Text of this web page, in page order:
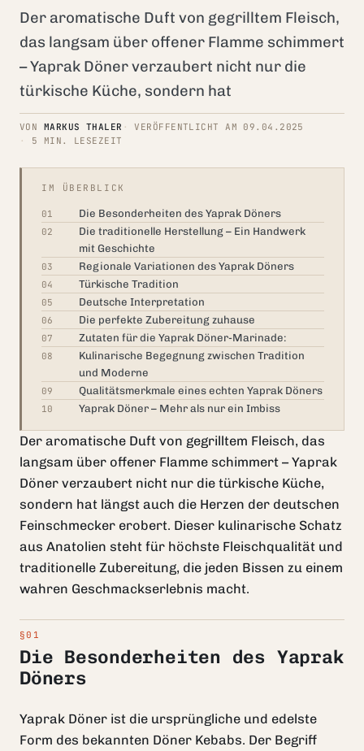
Der aromatische Duft von gegrilltem Fleisch,
das langsam über offener Flamme schimmert
– Yaprak Döner verzaubert nicht nur die
türkische Küche, sondern hat
VON MARKUS THALER
VERÖFFENTLICHT AM 09.04.2025
5 MIN. LESEZEIT
IM ÜBERBLICK
01 Die Besonderheiten des Yaprak Döners
02
Die traditionelle Herstellung – Ein Handwerk
mit Geschichte
03 Regionale Variationen des Yaprak Döners
04 Türkische Tradition
05 Deutsche Interpretation
06 Die perfekte Zubereitung zuhause
07 Zutaten für die Yaprak Döner-Marinade:
08
Kulinarische Begegnung zwischen Tradition
und Moderne
09 Qualitätsmerkmale eines echten Yaprak Döners
10 Yaprak Döner – Mehr als nur ein Imbiss
Der aromatische Duft von gegrilltem Fleisch, das
langsam über offener Flamme schimmert – Yaprak
Döner verzaubert nicht nur die türkische Küche,
sondern hat längst auch die Herzen der deutschen
Feinschmecker erobert. Dieser kulinarische Schatz
aus Anatolien steht für höchste Fleischqualität und
traditionelle Zubereitung, die jeden Bissen zu einem
wahren Geschmackserlebnis macht.
Die Besonderheiten des Yaprak
Döners
Yaprak Döner ist die ursprüngliche und edelste
Form des bekannten Döner Kebabs. Der Begriff